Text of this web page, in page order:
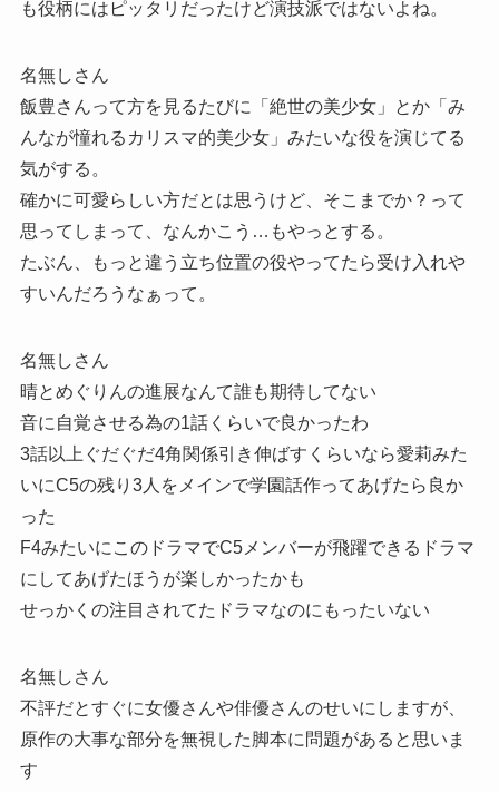
も役柄にはピッタリだったけど演技派ではないよね。
名無しさん
飯豊さんって方を見るたびに「絶世の美少女」とか「み
んなが憧れるカリスマ的美少女」みたいな役を演じてる
気がする。
確かに可愛らしい方だとは思うけど、そこまでか？って
思ってしまって、なんかこう…もやっとする。
たぶん、もっと違う立ち位置の役やってたら受け入れや
すいんだろうなぁって。
名無しさん
晴とめぐりんの進展なんて誰も期待してない
音に自覚させる為の1話くらいで良かったわ
3話以上ぐだぐだ4角関係引き伸ばすくらいなら愛莉みた
いにC5の残り3人をメインで学園話作ってあげたら良か
った
F4みたいにこのドラマでC5メンバーが飛躍できるドラマ
にしてあげたほうが楽しかったかも
せっかくの注目されてたドラマなのにもったいない
名無しさん
不評だとすぐに女優さんや俳優さんのせいにしますが、
原作の大事な部分を無視した脚本に問題があると思いま
す